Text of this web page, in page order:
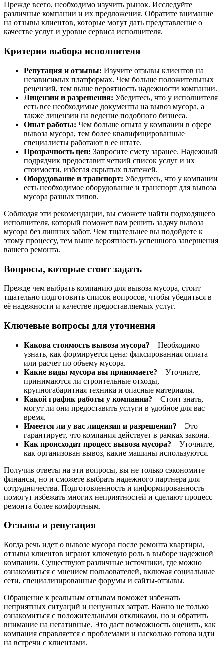
Прежде всего, необходимо изучить рынок. Исследуйте
различные компании и их предложения. Обратите внимание
на отзывы клиентов, которые могут дать представление о
качестве услуг и уровне сервиса исполнителя.
Критерии выбора исполнителя
Репутация и отзывы: Изучите отзывы клиентов на
независимых платформах. Чем больше положительных
рецензий, тем выше вероятность надежности компании.
Лицензии и разрешения: Убедитесь, что у исполнителя
есть все необходимые документы на вывоз мусора, а
также лицензии на ведение подобного бизнеса.
Опыт работы: Чем больше опыта у компании в сфере
вывоза мусора, тем более квалифицированные
специалисты работают в ее штате.
Прозрачность цен: Запросите смету заранее. Надежный
подрядчик предоставит четкий список услуг и их
стоимости, избегая скрытых платежей.
Оборудование и транспорт: Убедитесь, что у компании
есть необходимое оборудование и транспорт для вывоза
мусора разных типов.
Соблюдая эти рекомендации, вы сможете найти подходящего
исполнителя, который поможет вам решить задачу вывоза
мусора без лишних забот. Чем тщательнее вы подойдете к
этому процессу, тем выше вероятность успешного завершения
вашего ремонта.
Вопросы, которые стоит задать
Прежде чем выбрать компанию для вывоза мусора, стоит
тщательно подготовить список вопросов, чтобы убедиться в
её надежности и качестве предоставляемых услуг.
Ключевые вопросы для уточнения
Какова стоимость вывоза мусора? – Необходимо
узнать, как формируется цена: фиксированная оплата
или расчет по объему мусора.
Какие виды мусора вы принимаете? – Уточните,
принимаются ли строительные отходы,
крупногабаритная техника и опасные материалы.
Какой график работы у компании? – Стоит знать,
могут ли они предоставить услуги в удобное для вас
время.
Имеется ли у вас лицензия и разрешения? – Это
гарантирует, что компания действует в рамках закона.
Как происходит процесс вывоза мусора? – Уточните,
как организован вывоз, какие машины используются.
Получив ответы на эти вопросы, вы не только сэкономите
финансы, но и сможете выбрать надежного партнера для
сотрудничества. Подготовленность и информированность
помогут избежать многих неприятностей и сделают процесс
ремонта более комфортным.
Отзывы и репутация
Когда речь идет о вывозе мусора после ремонта квартиры,
отзывы клиентов играют ключевую роль в выборе надежной
компании. Существуют различные источники, где можно
ознакомиться с мнением пользователей, включая социальные
сети, специализированные форумы и сайты-отзывы.
Обращение к реальным отзывам поможет избежать
неприятных ситуаций и ненужных затрат. Важно не только
ознакомиться с положительными откликами, но и обратить
внимание на негативные. Это даст возможность оценить, как
компания справляется с проблемами и насколько готова идти
на встречи с клиентами.